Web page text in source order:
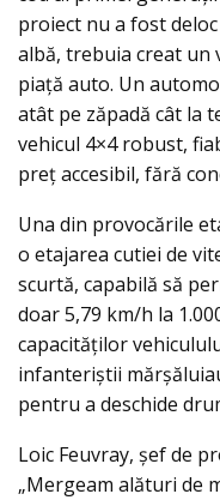
proiect nu a fost
albă, trebuia creat un
piaţă auto. Un
atât pe zăpadă cât la
vehicul 4×4 robust,
preț accesibil, fără
Una din provocările
o etajarea cutiei de
scurtă, capabilă să
doar 5,79 km/h la
capacităților
infanteriștii
pentru a deschide
Loic Feuvray, șef de
„Mergeam alături de